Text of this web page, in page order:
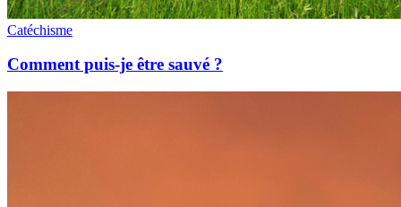
Catéchisme
Comment puis-je être sauvé ?